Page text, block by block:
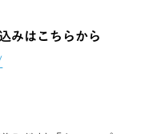
みはこちらから